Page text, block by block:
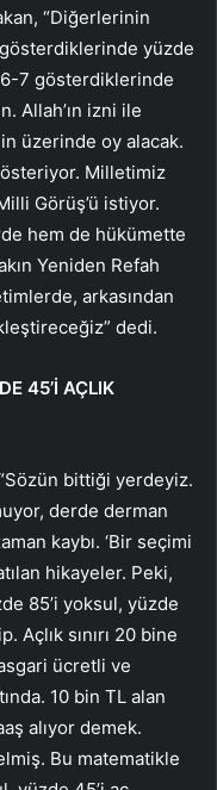
“Diğerlerinin
yüzde
6-7 gösterdiklerinde
Allah’ın izni ile
üzerinde oy alacak.
Milletimiz
Görüş’ü istiyor.
hem de hükümette
Yeniden Refah
arkasından
dedi.
45’İ AÇLIK
bittiği yerdeyiz.
derde derman
kaybı. ‘Bir seçimi
hikayeler. Peki,
85’i yoksul, yüzde
Açlık sınırı 20 bine
ücretli ve
10 bin TL alan
alıyor demek.
Bu matematikle